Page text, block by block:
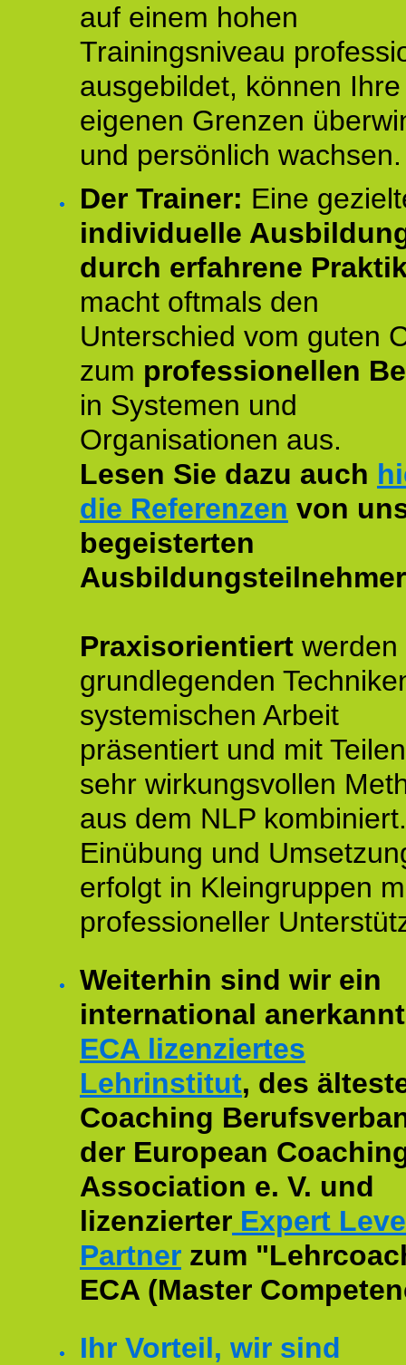
auf einem hohen
Trainingsniveau
ausgebildet, können Ihre
eigenen Grenzen
und persönlich wachsen.
Der Trainer: Eine
individuelle
durch erfahrene
macht oftmals den
Unterschied vom guten
zum professionellen
in Systemen und
Organisationen aus.
Lesen Sie dazu auch
die Referenzen von
begeisterten
Praxisorientiert werden
grundlegenden
systemischen Arbeit
präsentiert und mit
sehr wirkungsvollen
aus dem NLP
Einübung und
erfolgt in Kleingruppen
professioneller
Weiterhin sind wir ein
international
ECA lizenziertes
Lehrinstitut, des
Coaching
der European
Association e. V. und
lizenzierter Expert
Partner zum
ECA (Master
Ihr Vorteil, wir sind